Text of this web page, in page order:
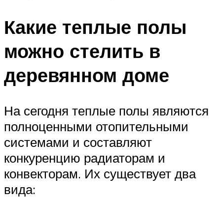
Какие теплые полы
можно стелить в
деревянном доме
На сегодня теплые полы являются
полноценными отопительными
системами и составляют
конкуренцию радиаторам и
конвекторам. Их существует два
вида: